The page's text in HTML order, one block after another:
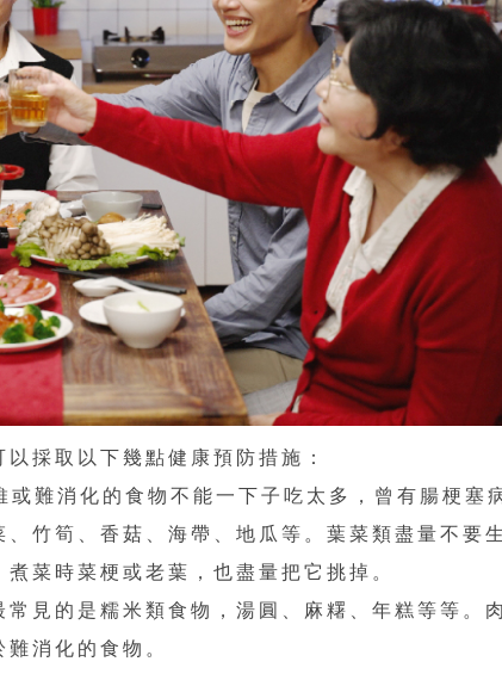
採取以下幾點健康預防措施：
難消化的食物不能一下子吃太多，曾有腸梗塞
竹筍、香菇、海帶、地瓜等。葉菜類盡量不要
菜時菜梗或老葉，也盡量把它挑掉。
見的是糯米類食物，湯圓、麻糬、年糕等等。
消化的食物。